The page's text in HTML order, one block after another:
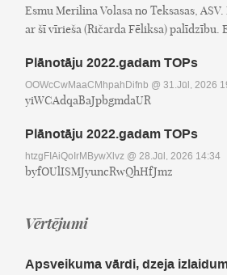
Esmu Merilina Volasa no Teksasas,
ar šī vīrieša (Ričarda Fēliksa) palīdzību.
Plānotāju 2022.gadam TOPs
OOWcCwMaaCMhpahDifnb @ 31.Jūl, 2026
yiWCAdqaBaJpbgmdaUR
Plānotāju 2022.gadam TOPs
htzgFIAiQoIrMBywXlvz @ 28.Jūl, 2026 14:34
byfOUlISMJyuncRwQhHfJmz
Vērtējumi
Apsveikuma vārdi, dzeja